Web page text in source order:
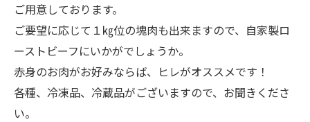
ご用意しております。
ご要望に応じて１㎏位の塊肉も出来ますので、自家製ロ
ーストビーフにいかがでしょうか。
赤身のお肉がお好みならば、ヒレがオススメです！
各種、冷凍品、冷蔵品がございますので、お聞きくださ
い。